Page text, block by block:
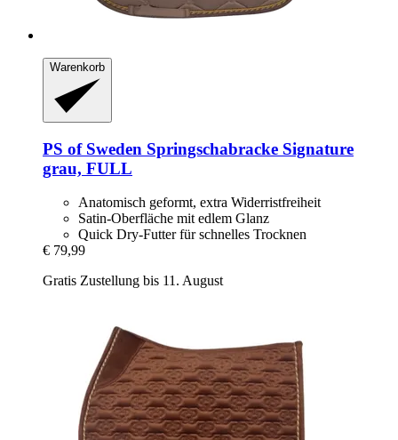
Warenkorb
PS of Sweden Springschabracke Signature
grau, FULL
Anatomisch geformt, extra Widerristfreiheit
Satin-Oberfläche mit edlem Glanz
Quick Dry-Futter für schnelles Trocknen
€ 79,99
Gratis Zustellung bis 11. August